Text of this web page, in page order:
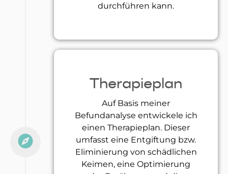
durchführen kann.
Therapieplan
Auf Basis meiner
Befundanalyse entwickele ich
einen Therapieplan. Dieser
umfasst eine Entgiftung bzw.
Eliminierung von schädlichen
Keimen, eine Optimierung